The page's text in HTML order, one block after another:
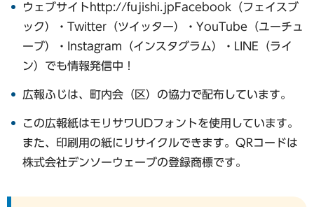
ウェブサイトhttp://fujishi.jpFacebook（フェイスブ
ック）・Twitter（ツイッター）・YouTube（ユーチュ
ーブ）・Instagram（インスタグラム）・LINE（ライ
ン）でも情報発信中！
広報ふじは、町内会（区）の協力で配布しています。
この広報紙はモリサワUDフォントを使用しています。
また、印刷用の紙にリサイクルできます。QRコードは
株式会社デンソーウェーブの登録商標です。